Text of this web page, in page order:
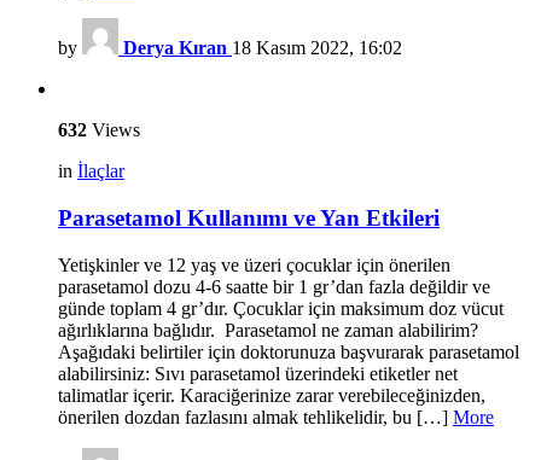
by Derya Kıran 18 Kasım 2022, 16:02
632 Views
in İlaçlar
Parasetamol Kullanımı ve Yan Etkileri
Yetişkinler ve 12 yaş ve üzeri çocuklar için önerilen
parasetamol dozu 4-6 saatte bir 1 gr’dan fazla değildir ve
günde toplam 4 gr’dır. Çocuklar için maksimum doz vücut
ağırlıklarına bağlıdır. Parasetamol ne zaman alabilirim?
Aşağıdaki belirtiler için doktorunuza başvurarak parasetamol
alabilirsiniz: Sıvı parasetamol üzerindeki etiketler net
talimatlar içerir. Karaciğerinize zarar verebileceğinizden,
önerilen dozdan fazlasını almak tehlikelidir, bu […] More